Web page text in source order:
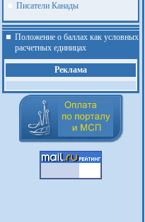
Писатели Канады
Положение о баллах как условных
расчетных единицах
Реклама